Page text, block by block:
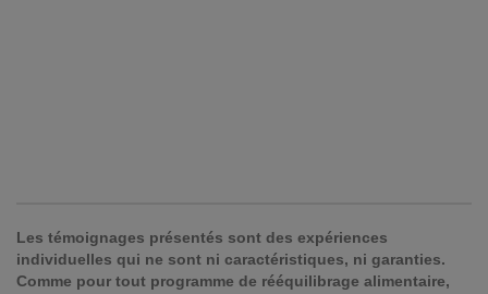
Les témoignages présentés sont des expériences
individuelles qui ne sont ni caractéristiques, ni garanties.
Comme pour tout programme de rééquilibrage alimentaire,